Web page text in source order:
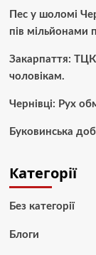
Пес у шоломі
пів мільйонами
Закарпаття: ТЦК
чоловікам.
Чернівці: Рух
Буковинська
Категорії
Без категорії
Блоги